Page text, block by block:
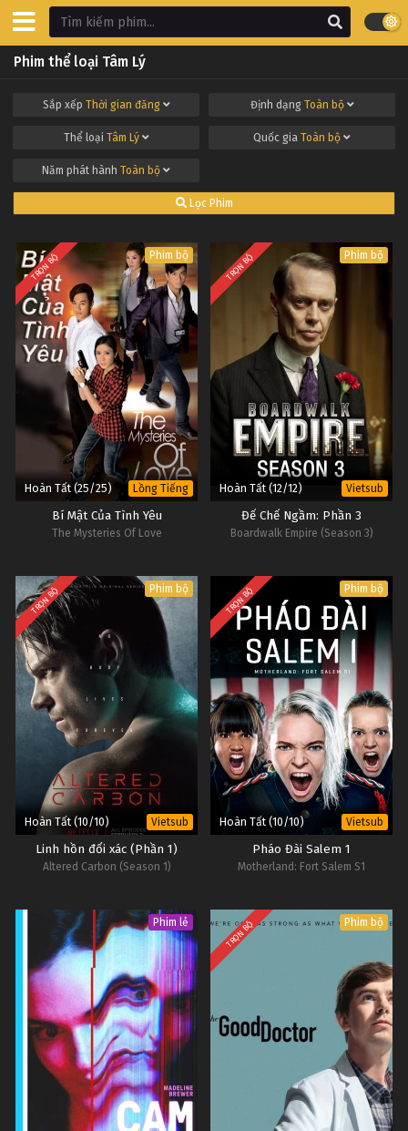
Phim thể loại Tâm Lý
Sắp xếp Thời gian đăng Định dạng Toàn bộ
Thể loại Tâm Lý Quốc gia Toàn bộ
Năm phát hành Toàn bộ
Lọc Phim
TRỌN BỘ Phim bộ
Hoàn Tất (25/25) Lồng Tiếng
Bí Mật Của Tình Yêu
The Mysteries Of Love
TRỌN BỘ Phim bộ
Hoàn Tất (12/12) Vietsub
Đế Chế Ngầm: Phần 3
Boardwalk Empire (Season 3)
TRỌN BỘ Phim bộ
Hoàn Tất (10/10) Vietsub
Linh hồn đổi xác (Phần 1)
Altered Carbon (Season 1)
TRỌN BỘ Phim bộ
Hoàn Tất (10/10) Vietsub
Pháo Đài Salem 1
Motherland: Fort Salem S1
Phim lẻ TRỌN BỘ Phim bộ